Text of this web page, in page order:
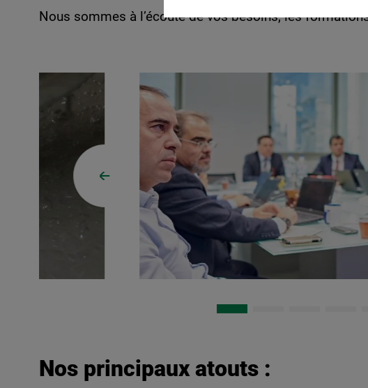
Nous sommes à l’écoute de vos besoins, les
Nos principaux atouts :